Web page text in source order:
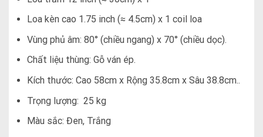
Loa kèn cao 1.75 inch (≈ 4.5cm) x 1 coil loa
Vùng phủ âm: 80° (chiều ngang) x 70° (chiều dọc).
Chất liệu thùng: Gỗ ván ép.
Kích thước: Cao 58cm x Rộng 35.8cm x Sâu 38.8cm..
Trọng lượng: 25 kg
Màu sắc: Đen, Trắng